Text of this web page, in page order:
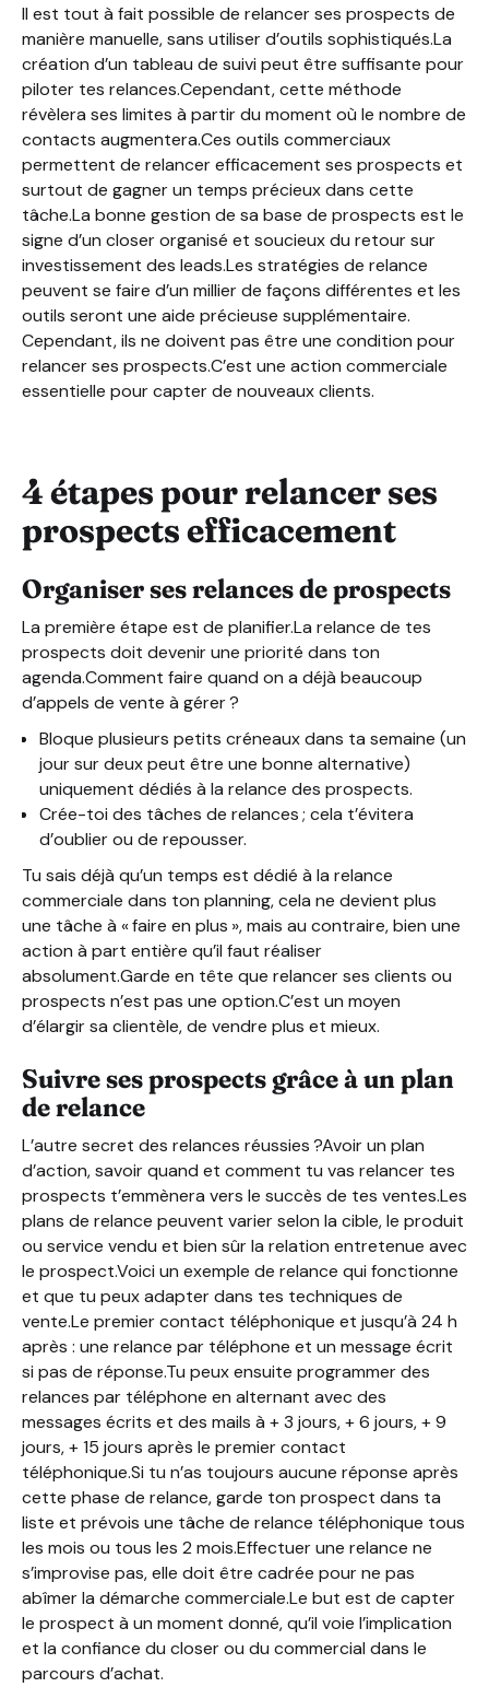
Il est tout à fait possible de relancer ses prospects de
manière manuelle, sans utiliser d’outils sophistiqués.La
création d’un tableau de suivi peut être suffisante pour
piloter tes relances.Cependant, cette méthode
révèlera ses limites à partir du moment où le nombre de
contacts augmentera.Ces outils commerciaux
permettent de relancer efficacement ses prospects et
surtout de gagner un temps précieux dans cette
tâche.La bonne gestion de sa base de prospects est le
signe d’un closer organisé et soucieux du retour sur
investissement des leads.Les stratégies de relance
peuvent se faire d’un millier de façons différentes et les
outils seront une aide précieuse supplémentaire.
Cependant, ils ne doivent pas être une condition pour
relancer ses prospects.C’est une action commerciale
essentielle pour capter de nouveaux clients.
4 étapes pour relancer ses
prospects efficacement
Organiser ses relances de prospects
La première étape est de planifier.La relance de tes
prospects doit devenir une priorité dans ton
agenda.Comment faire quand on a déjà beaucoup
d’appels de vente à gérer ?
Bloque plusieurs petits créneaux dans ta semaine (un
jour sur deux peut être une bonne alternative)
uniquement dédiés à la relance des prospects.
Crée-toi des tâches de relances ; cela t’évitera
d’oublier ou de repousser.
Tu sais déjà qu’un temps est dédié à la relance
commerciale dans ton planning, cela ne devient plus
une tâche à « faire en plus », mais au contraire, bien une
action à part entière qu’il faut réaliser
absolument.Garde en tête que relancer ses clients ou
prospects n’est pas une option.C’est un moyen
d’élargir sa clientèle, de vendre plus et mieux.
Suivre ses prospects grâce à un plan
de relance
L’autre secret des relances réussies ?Avoir un plan
d’action, savoir quand et comment tu vas relancer tes
prospects t’emmènera vers le succès de tes ventes.Les
plans de relance peuvent varier selon la cible, le produit
ou service vendu et bien sûr la relation entretenue avec
le prospect.Voici un exemple de relance qui fonctionne
et que tu peux adapter dans tes techniques de
vente.Le premier contact téléphonique et jusqu’à 24 h
après : une relance par téléphone et un message écrit
si pas de réponse.Tu peux ensuite programmer des
relances par téléphone en alternant avec des
messages écrits et des mails à + 3 jours, + 6 jours, + 9
jours, + 15 jours après le premier contact
téléphonique.Si tu n’as toujours aucune réponse après
cette phase de relance, garde ton prospect dans ta
liste et prévois une tâche de relance téléphonique tous
les mois ou tous les 2 mois.Effectuer une relance ne
s’improvise pas, elle doit être cadrée pour ne pas
abîmer la démarche commerciale.Le but est de capter
le prospect à un moment donné, qu’il voie l’implication
et la confiance du closer ou du commercial dans le
parcours d’achat.